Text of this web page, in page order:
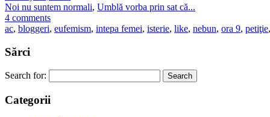
Noi nu suntem normali, Umblă vorba prin sat că...
4 comments
ac, bloggeri, eufemism, intepa femei, isterie, like, nebun, ora 9, petiţie,
Sărci
Search for:
Categorii